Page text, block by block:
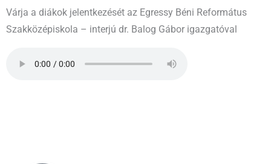
Várja a diákok jelentkezését az Egressy Béni Református
Szakközépiskola – interjú dr. Balog Gábor igazgatóval